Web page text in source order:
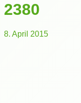
2380
8. April 2015